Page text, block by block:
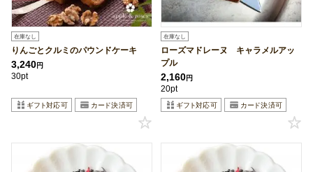
在庫なし
りんごとクルミのパウンドケーキ
3,240円
30pt
在庫なし
ローズマドレーヌ キャラメルアッ
プル
2,160円
20pt